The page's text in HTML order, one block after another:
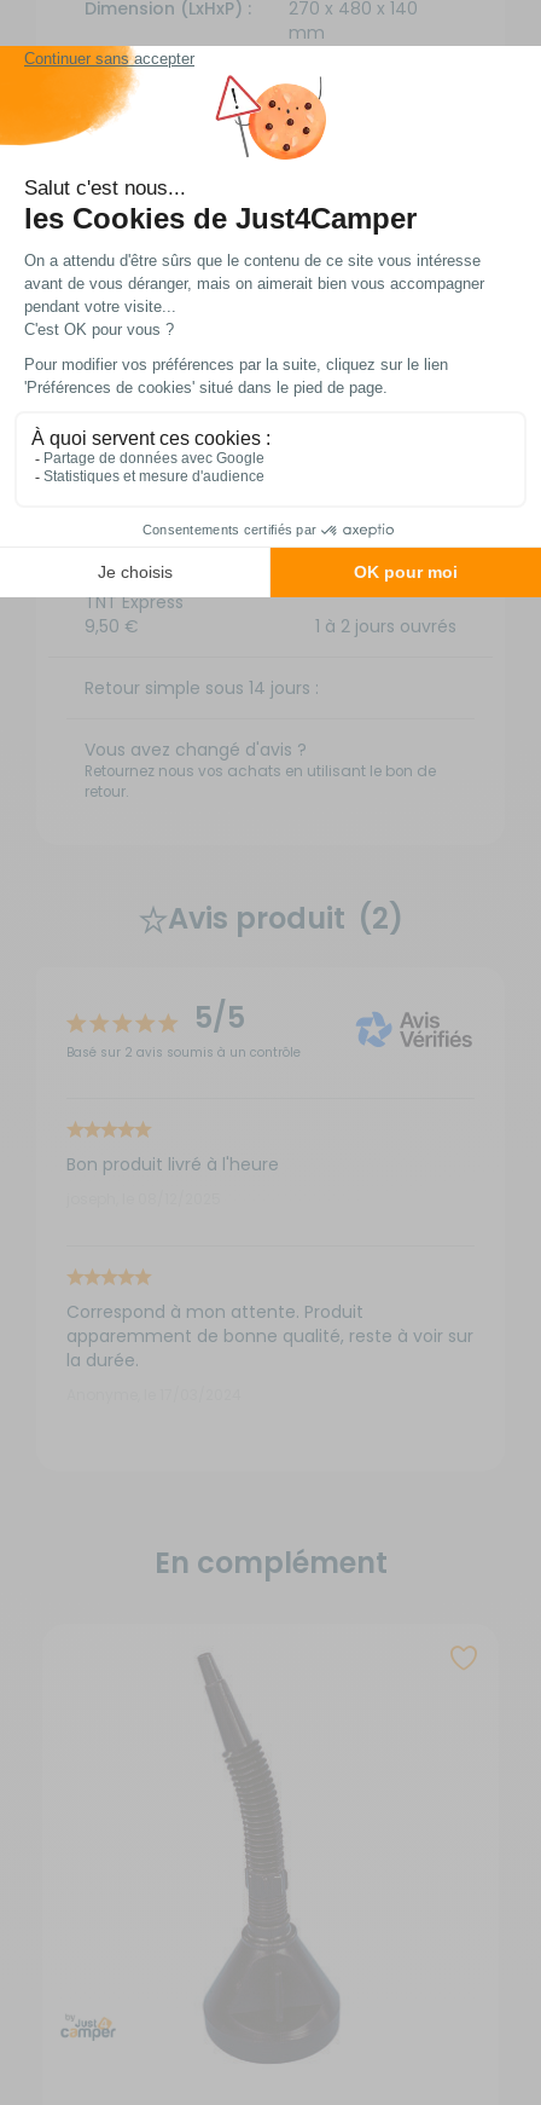
Dimension (LxHxP) :
270 x 480 x 140
mm
EAN : 3700628228271
Livraison et retour
Nos modes de livraison
DPD Relais
3 à 4 jours ouvrés
TNT Express
9,50 €
1 à 2 jours ouvrés
Retour simple sous 14 jours :
Vous avez changé d'avis ?
Retournez nous vos achats en utilisant le bon de
retour.
Avis produit (2)
5/5
Basé sur 2 avis soumis à un contrôle
Bon produit livré à l'heure
Correspond à mon attente. Produit
apparemment de bonne qualité, reste à voir sur
la durée.
En complément